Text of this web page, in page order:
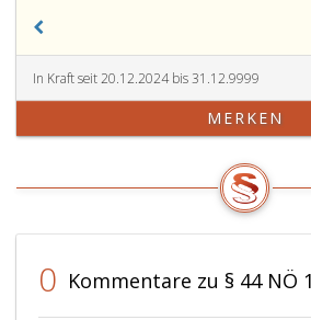
der
wird
Die
am
der
am
8.
2,,
10
am
26. Februar
der
(Paragraphen
6,
In Kraft seit 20.12.2024 bis 31.12.9999
MERKEN
0 Kommentare zu § 44 NÖ